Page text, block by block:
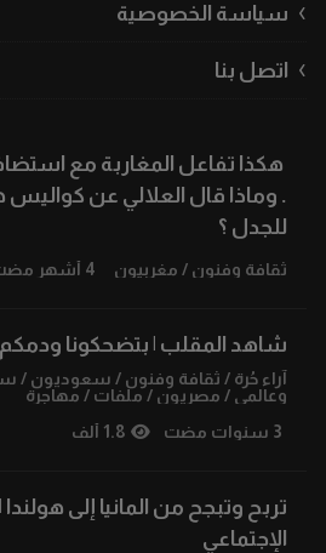
سياسة الخصوصية
اتصل بنا
هكذا تفاعل المغاربة مع
. وماذا قال العلالي عن كواليس
للجدل ؟
ثقافة وفنون / مغربيون 4 أشهر مضت
شاهد المقلب | بتضحكونا
آراء حُرة / ثقافة وفنون / سعوديون /
وعالمي / مصريون / ملفات / مهاجرة
3 سنوات مضت
1.8 ألف
تربح وتبجح من المانيا إلى
الإجتماعي